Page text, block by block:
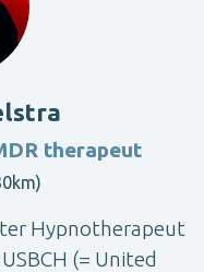
therapeut
Hypnotherapeut
(= United